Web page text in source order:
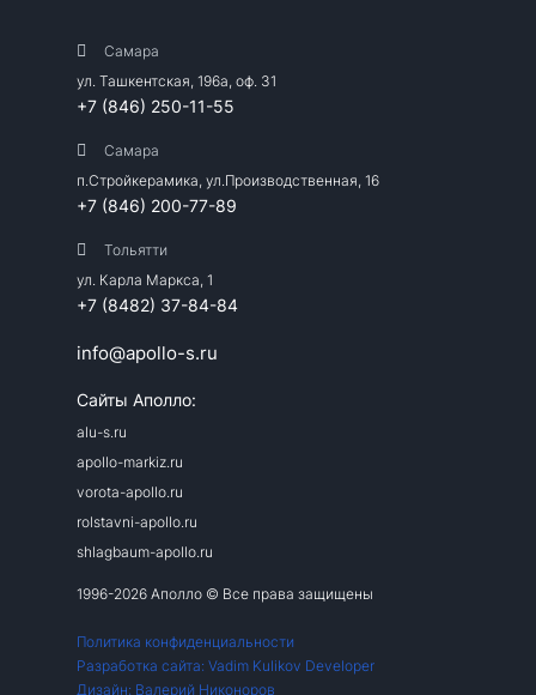
Самара
ул. Ташкентская, 196а, оф. 31
+7 (846) 250-11-55
Самара
п.Стройкерамика, ул.Производственная, 16
+7 (846) 200-77-89
Тольятти
ул. Карла Маркса, 1
+7 (8482) 37-84-84
info@apollo-s.ru
Сайты Аполло:
alu-s.ru
apollo-markiz.ru
vorota-apollo.ru
rolstavni-apollo.ru
shlagbaum-apollo.ru
1996-2026 Аполло © Все права защищены
Политика конфиденциальности
Разработка сайта: Vadim Kulikov Developer
Дизайн: Валерий Никоноров